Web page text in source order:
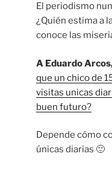
El periodismo
¿Quién estima a
conoce las
A Eduardo
que un chico de
visitas unicas
buen futuro?
Depende cómo
únicas diarias 🙂